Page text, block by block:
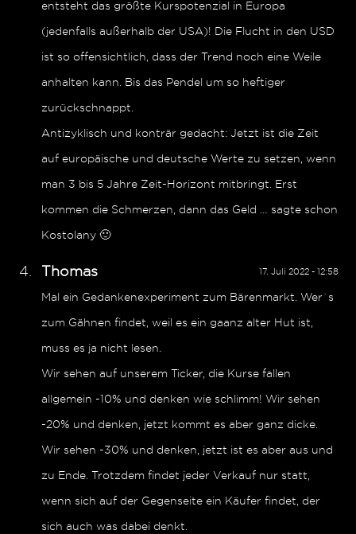
entsteht das größte Kurspotenzial in Europa
(jedenfalls außerhalb der USA)! Die Flucht in den USD
ist so offensichtlich, dass der Trend noch eine Weile
anhalten kann. Bis das Pendel um so heftiger
zurückschnappt.
Antizyklisch und konträr gedacht: Jetzt ist die Zeit
auf europäische und deutsche Werte zu setzen, wenn
man 3 bis 5 Jahre Zeit-Horizont mitbringt. Erst
kommen die Schmerzen, dann das Geld … sagte schon
Kostolany 🙂
17. Juli 2022 - 12:58
Thomas
Mal ein Gedankenexperiment zum Bärenmarkt. Wer`s
zum Gähnen findet, weil es ein gaanz alter Hut ist,
muss es ja nicht lesen.
Wir sehen auf unserem Ticker, die Kurse fallen
allgemein -10% und denken wie schlimm! Wir sehen
-20% und denken, jetzt kommt es aber ganz dicke.
Wir sehen -30% und denken, jetzt ist es aber aus und
zu Ende. Trotzdem findet jeder Verkauf nur statt,
wenn sich auf der Gegenseite ein Käufer findet, der
sich auch was dabei denkt.